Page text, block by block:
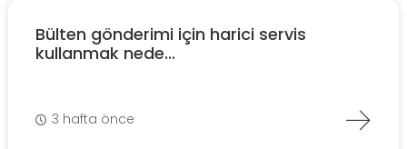
Bülten gönderimi için harici servis
kullanmak nede...
3 hafta önce